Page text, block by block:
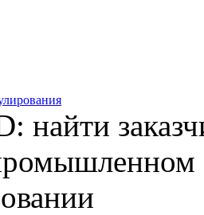
найти